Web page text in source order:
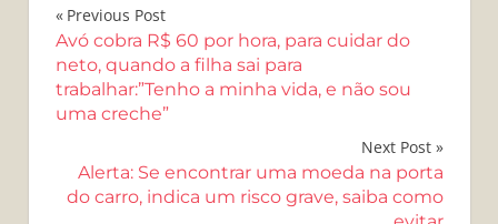
Navegação
de
Post
Previous Post
Avó cobra R$ 60 por hora, para cuidar do
neto, quando a filha sai para
trabalhar:”Tenho a minha vida, e não sou
uma creche”
Next Post
Alerta: Se encontrar uma moeda na porta
do carro, indica um risco grave, saiba como